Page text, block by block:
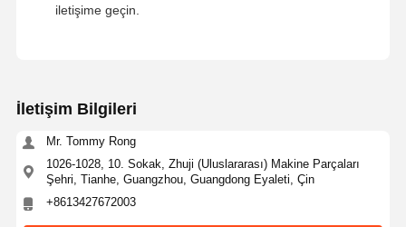
iletişime geçin.
İletişim Bilgileri
Mr. Tommy Rong
1026-1028, 10. Sokak, Zhuji (Uluslararası) Makine Parçaları
Şehri, Tianhe, Guangzhou, Guangdong Eyaleti, Çin
+8613427672003